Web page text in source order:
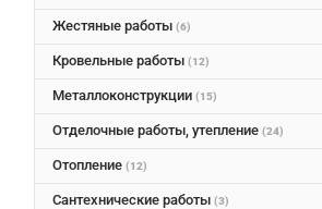
Жестяные работы (6)
Кровельные работы (12)
Металлоконструкции (15)
Отделочные работы, утепление (24)
Отопление (12)
Сантехнические работы (3)